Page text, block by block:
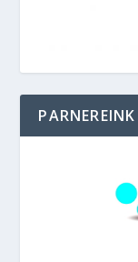
PARNEREINK